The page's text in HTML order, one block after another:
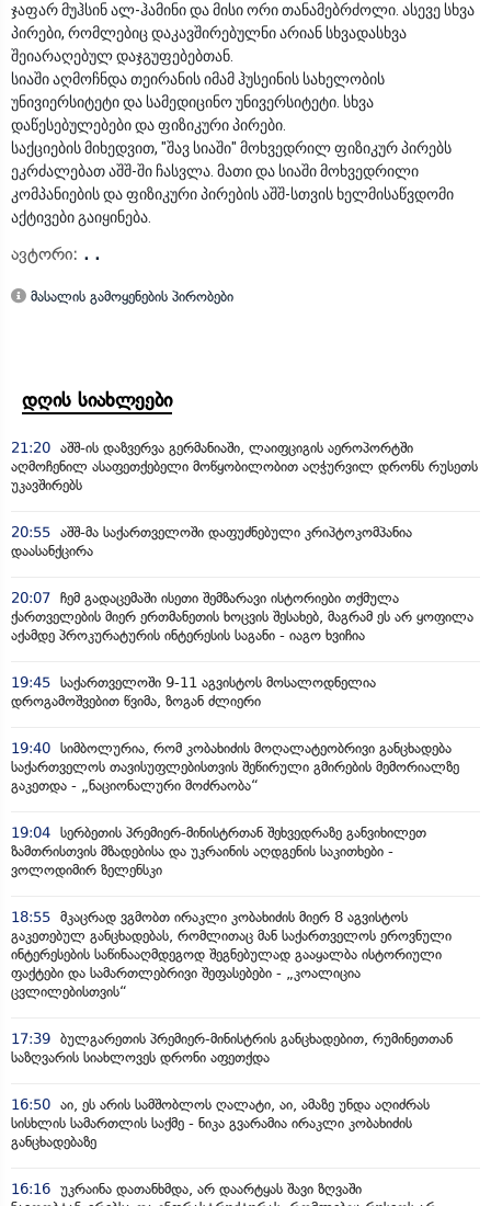
ჯაფარ მუჰსინ ალ-ჰამინი და მისი ორი თანამებრძოლი. ასევე სხვა
პირები, რომლებიც დაკავშირებულნი არიან სხვადასხვა
შეიარაღებულ დაჯგუფებებთან.
სიაში აღმოჩნდა თეირანის იმამ ჰუსეინის სახელობის
უნივიერსიტეტი და სამედიცინო უნივერსიტეტი. სხვა
დაწესებულებები და ფიზიკური პირები.
საქციების მიხედვით, "შავ სიაში" მოხვედრილ ფიზიკურ პირებს
ეკრძალებათ აშშ-ში ჩასვლა. მათი და სიაში მოხვედრილი
კომპანიების და ფიზიკური პირების აშშ-სთვის ხელმისაწვდომი
აქტივები გაიყინება.
ავტორი: . .
მასალის გამოყენების პირობები
დღის სიახლეები
21:20 აშშ-ის დაზვერვა გერმანიაში, ლაიფციგის აეროპორტში
აღმოჩენილ ასაფეთქებელი მოწყობილობით აღჭურვილ დრონს რუსეთს
უკავშირებს
20:55 აშშ-მა საქართველოში დაფუძნებული კრიპტოკომპანია
დაასანქცირა
20:07 ჩემ გადაცემაში ისეთი შემზარავი ისტორიები თქმულა
ქართველების მიერ ერთმანეთის ხოცვის შესახებ, მაგრამ ეს არ ყოფილა
აქამდე პროკურატურის ინტერესის საგანი - იაგო ხვიჩია
19:45 საქართველოში 9-11 აგვისტოს მოსალოდნელია
დროგამოშვებით წვიმა, ზოგან ძლიერი
19:40 სიმბოლურია, რომ კობახიძის მოღალატეობრივი განცხადება
საქართველოს თავისუფლებისთვის შეწირული გმირების მემორიალზე
გაკეთდა - „ნაციონალური მოძრაობა“
19:04 სერბეთის პრემიერ-მინისტრთან შეხვედრაზე განვიხილეთ
ზამთრისთვის მზადებისა და უკრაინის აღდგენის საკითხები -
ვოლოდიმირ ზელენსკი
18:55 მკაცრად ვგმობთ ირაკლი კობახიძის მიერ 8 აგვისტოს
გაკეთებულ განცხადებას, რომლითაც მან საქართველოს ეროვნული
ინტერესების საწინააღმდეგოდ შეგნებულად გააყალბა ისტორიული
ფაქტები და სამართლებრივი შეფასებები - „კოალიცია
ცვლილებისთვის“
17:39 ბულგარეთის პრემიერ-მინისტრის განცხადებით, რუმინეთთან
საზღვარის სიახლოვეს დრონი აფეთქდა
16:50 აი, ეს არის სამშობლოს ღალატი, აი, ამაზე უნდა აღიძრას
სისხლის სამართლის საქმე - ნიკა გვარამია ირაკლი კობახიძის
განცხადებაზე
16:16 უკრაინა დათანხმდა, არ დაარტყას შავი ზღვაში